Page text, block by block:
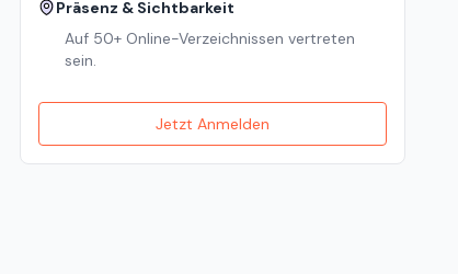
Präsenz & Sichtbarkeit
Auf 50+ Online-Verzeichnissen vertreten
sein.
Jetzt Anmelden